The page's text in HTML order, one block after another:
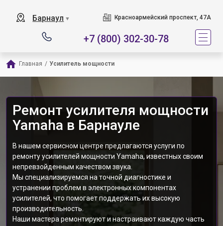
Барнаул ▼ Красноармейский проспект, 47А
+7 (800) 302-30-78
Главная / Усилитель мощности
Ремонт усилителя мощности
Yamaha в Барнауле
В нашем сервисном центре предлагаются услуги по
ремонту усилителей мощности Yamaha, известных своим
непревзойденным качеством звука.
Мы специализируемся на точной диагностике и
устранении проблем в электронных компонентах
усилителей, что помогает поддержать их высокую
производительность.
Наши мастера ремонтируют и настраивают каждую часть